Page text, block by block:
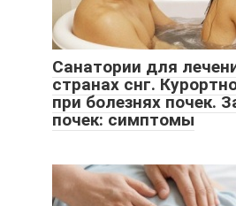
Санатории для
странах снг.
при болезнях почек.
почек: симптомы